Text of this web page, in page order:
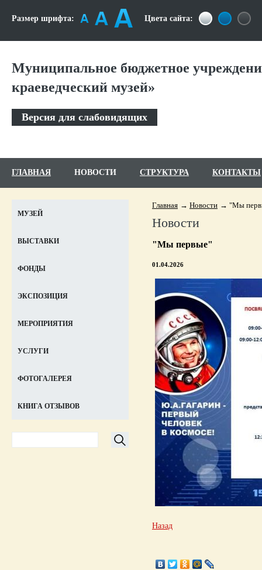
Размер шрифта: Цвета сайта:
Муниципальное бюджетное
краеведческий музей»
Версия для слабовидящих
ГЛАВНАЯ НОВОСТИ СТРУКТУРА КОНТАКТЫ
Главная Новости "Мы
Новости
"Мы первые"
01.04.2026
Назад
МУЗЕЙ
ВЫСТАВКИ
ФОНДЫ
ЭКСПОЗИЦИЯ
МЕРОПРИЯТИЯ
УСЛУГИ
ФОТОГАЛЕРЕЯ
КНИГА ОТЗЫВОВ